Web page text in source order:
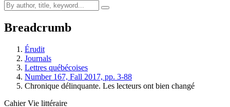
Breadcrumb
Érudit
Journals
Lettres québécoises
Number 167, Fall 2017, pp. 3-88
Chronique délinquante. Les lecteurs ont bien changé
Cahier Vie littéraire